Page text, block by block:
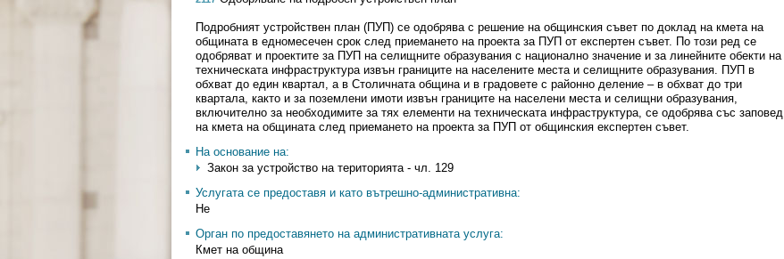
Подробният устройствен план (ПУП) се одобрява с решение на общинския съвет по доклад на кмета на
общината в едномесечен срок след приемането на проекта за ПУП от експертен съвет. По този ред се
одобряват и проектите за ПУП на селищните образувания с национално значение и за линейните обекти на
техническата инфраструктура извън границите на населените места и селищните образувания. ПУП в
обхват до един квартал, а в Столичната община и в градовете с районно деление – в обхват до три
квартала, както и за поземлени имоти извън границите на населени места и селищни образувания,
включително за необходимите за тях елементи на техническата инфраструктура, се одобрява със заповед
на кмета на общината след приемането на проекта за ПУП от общинския експертен съвет.
На основание на:
Закон за устройство на територията - чл. 129
Услугата се предоставя и като вътрешно-административна:
Не
Орган по предоставянето на административната услуга:
Кмет на община